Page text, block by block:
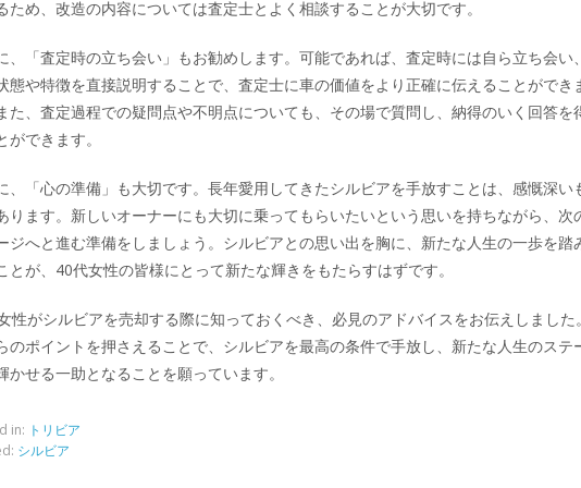
ため、改造の内容については査定士とよく相談することが大切です。
、「査定時の立ち会い」もお勧めします。可能であれば、査定時には自ら立ち会い、
態や特徴を直接説明することで、査定士に車の価値をより正確に伝えることができ
た、査定過程での疑問点や不明点についても、その場で質問し、納得のいく回答を
ができます。
、「心の準備」も大切です。長年愛用してきたシルビアを手放すことは、感慨深い
ります。新しいオーナーにも大切に乗ってもらいたいという思いを持ちながら、次
ジへと進む準備をしましょう。シルビアとの思い出を胸に、新たな人生の一歩を踏
とが、40代女性の皆様にとって新たな輝きをもたらすはずです。
性がシルビアを売却する際に知っておくべき、必見のアドバイスをお伝えしました。
のポイントを押さえることで、シルビアを最高の条件で手放し、新たな人生のステ
かせる一助となることを願っています。
in: トリビア
シルビア